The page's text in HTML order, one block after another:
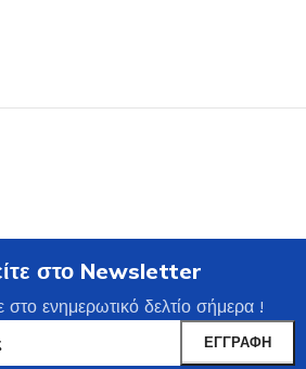
στο Newsletter
στο ενημερωτικό δελτίο σήμερα !